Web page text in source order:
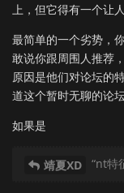
上，但它得有一个让
最简单的一个劣势，
敢说你跟周围人推荐
原因是他们对论坛的
道这个暂时无聊的论
如果是
靖夏XD “nt特